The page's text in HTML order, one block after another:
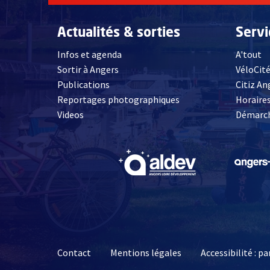
Actualités & sorties
Infos et agenda
Sortir à Angers
Publications
Reportages photographiques
Videos, Ouvre une nouvelle fenêtre
A'tout
VéloCité
Citiz
, Ouvre une
Contact Mentions légales Accessibilité :